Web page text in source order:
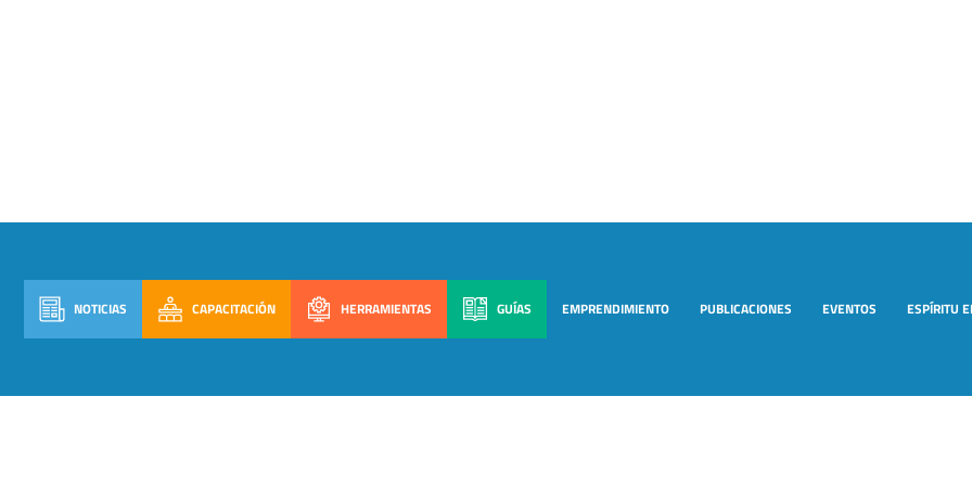
NOTICIAS CAPACITACIÓN HERRAMIENTAS GUÍAS EMPRENDIMIENTO PUBLICACIONES EVENTOS ESPÍRITU